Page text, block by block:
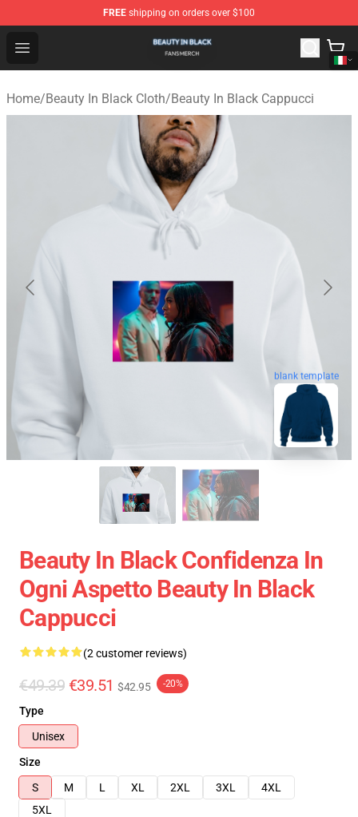
FREE shipping on orders over $100
Open menu
Beauty In Black Shop - Official Beauty In Black
Home/Beauty In Black Cloth/Beauty In Black Cappucci
blank template
Beauty In Black Confidenza In
Ogni Aspetto Beauty In Black
Cappucci
(2 customer reviews)
€49.39 €39.51 $42.95 -20%
Type
Unisex
Size
S
M L XL 2XL 3XL
4XL
5XL